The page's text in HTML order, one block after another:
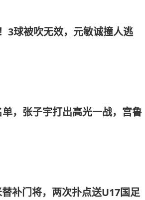
3球被吹无效，元敏诚撞人逃
，张子宇打出高光一战，宫鲁
补门将，两次扑点送U17国足